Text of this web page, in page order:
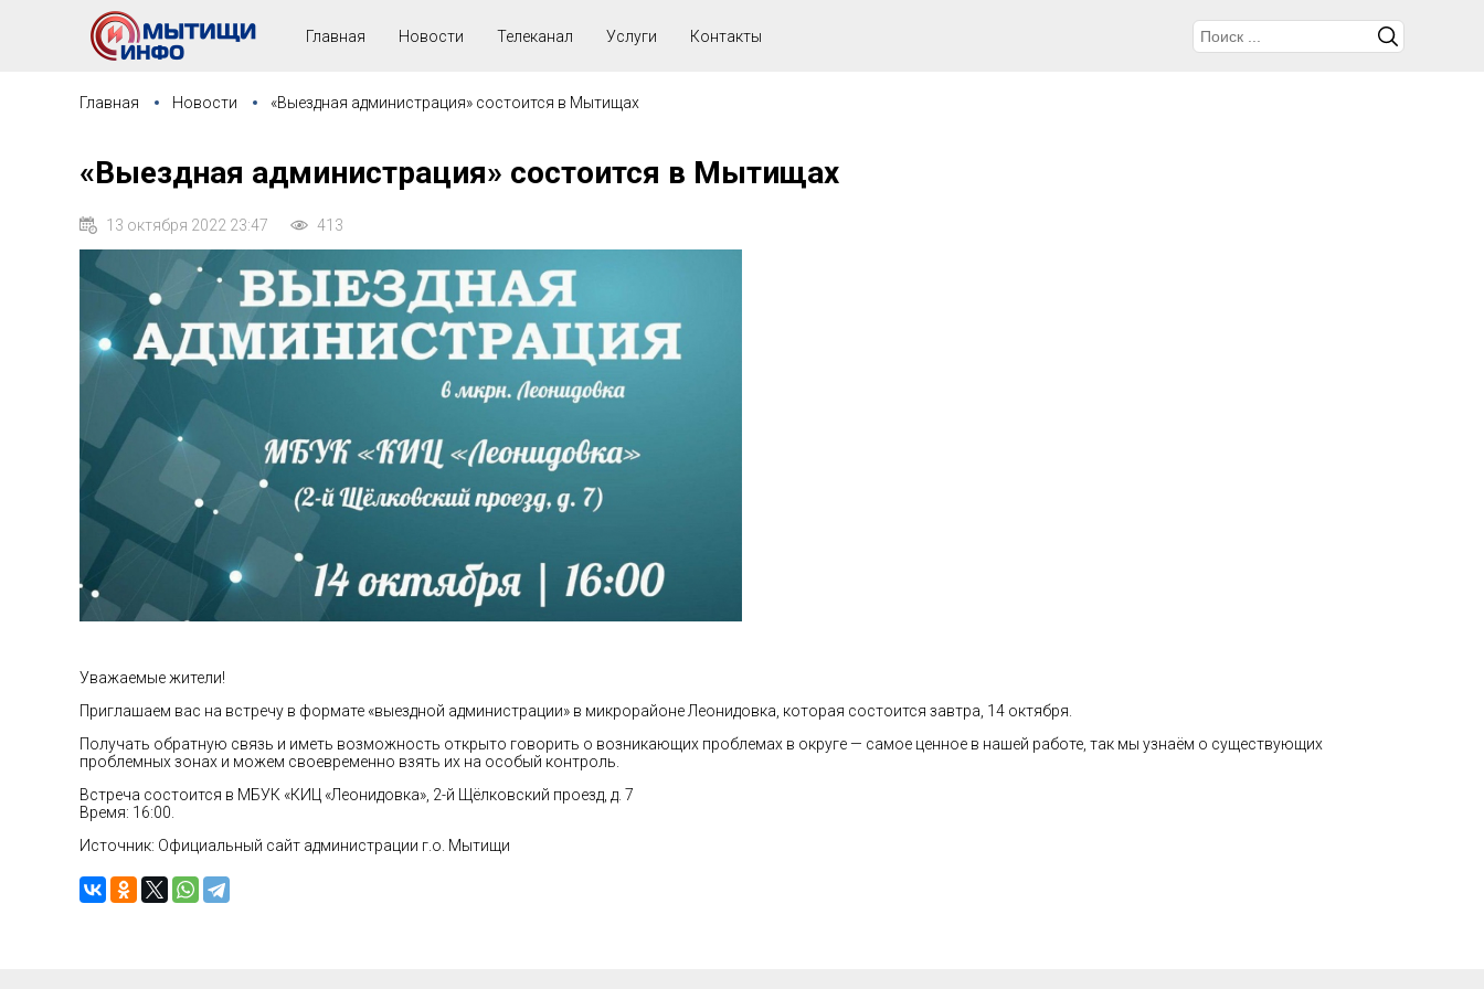
Главная Новости Телеканал Услуги Контакты
Главная Новости «Выездная администрация» состоится в Мытищах
«Выездная администрация» состоится в Мытищах
13 октября 2022 23:47 413
Уважаемые жители!
Приглашаем вас на встречу в формате «выездной администрации» в микрорайоне Леонидовка, которая состоится завтра, 14 октября.
Получать обратную связь и иметь возможность открыто говорить о возникающих проблемах в округе — самое ценное в нашей работе, так мы узнаём о существующих
проблемных зонах и можем своевременно взять их на особый контроль.
Встреча состоится в МБУК «КИЦ «Леонидовка», 2-й Щёлковский проезд, д. 7
Время: 16:00.
Источник: Официальный сайт администрации г.о. Мытищи